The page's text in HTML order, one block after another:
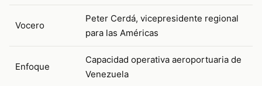
Vocero
Peter Cerdá, vicepresidente regional
para las Américas
Enfoque
Capacidad operativa aeroportuaria de
Venezuela